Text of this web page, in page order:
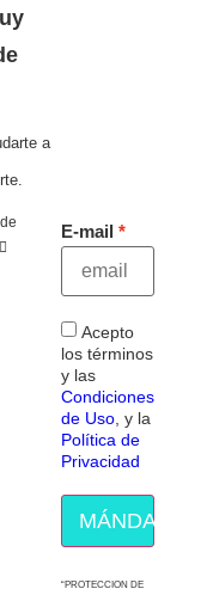
a
E-mail
Acepto
los términos
y las
Condiciones
de Uso, y la
Política de
Privacidad
MÁNDAME
“PROTECCION DE